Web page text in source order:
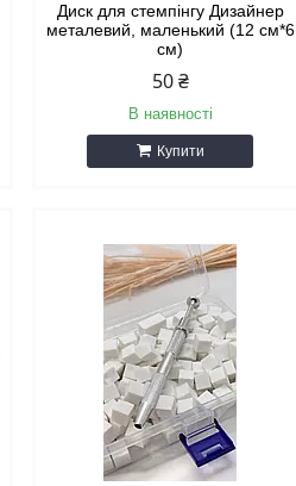
Диск для стемпінгу Дизайнер
металевий, маленький (12 см*6
см)
50 ₴
В наявності
Купити